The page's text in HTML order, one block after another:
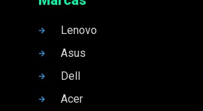
Lenovo
Asus
Dell
Acer